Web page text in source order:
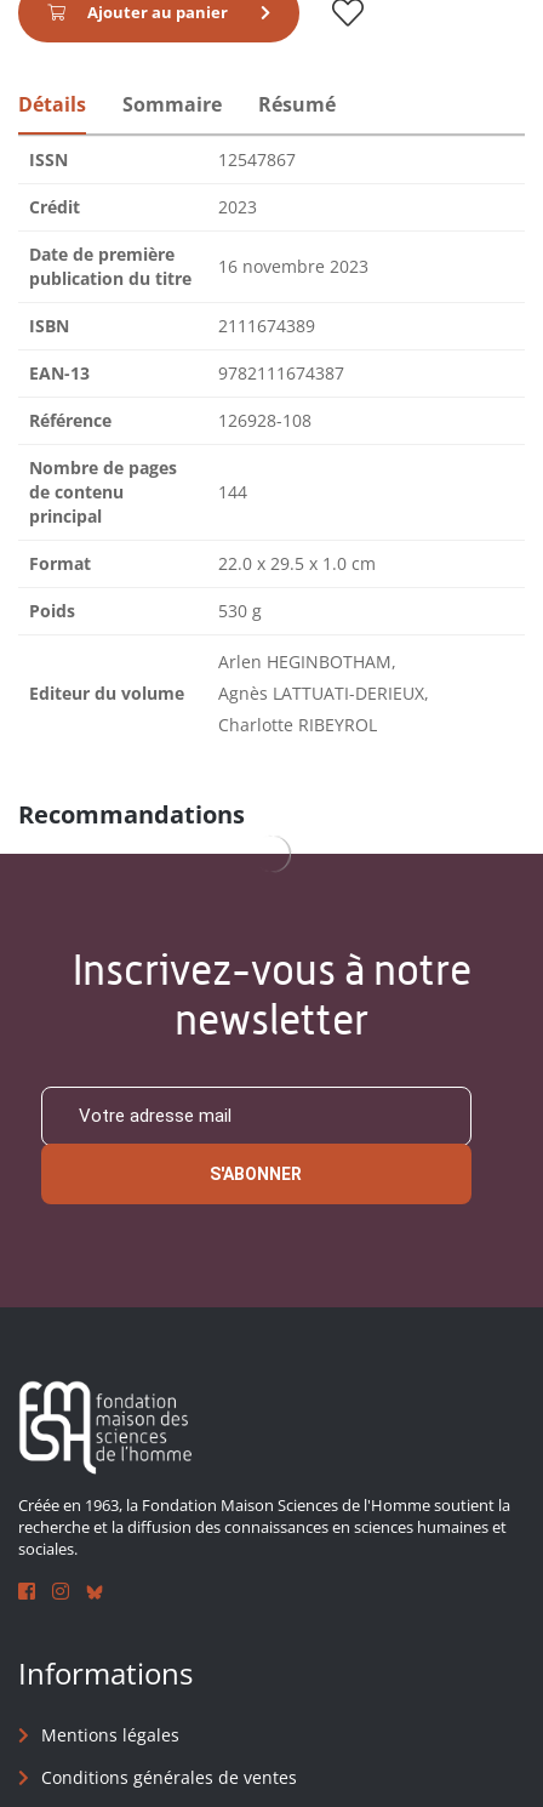
Ajouter au panier
Détails Sommaire Résumé
ISSN 12547867
Crédit 2023
Date de première
publication du titre
16 novembre 2023
ISBN 2111674389
EAN-13 9782111674387
Référence 126928-108
Nombre de pages
de contenu
principal
144
Format 22.0 x 29.5 x 1.0 cm
Poids 530 g
Editeur du volume
Arlen HEGINBOTHAM,
Agnès LATTUATI-DERIEUX,
Charlotte RIBEYROL
Recommandations
Inscrivez-vous à notre
newsletter
S'ABONNER
Créée en 1963, la Fondation Maison Sciences de l'Homme soutient la
recherche et la diffusion des connaissances en sciences humaines et
sociales.
Informations
Mentions légales
Conditions générales de ventes